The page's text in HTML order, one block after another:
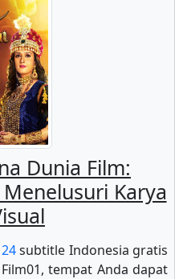
Dunia Film:
Karya
subtitle Indonesia gratis
tempat Anda dapat